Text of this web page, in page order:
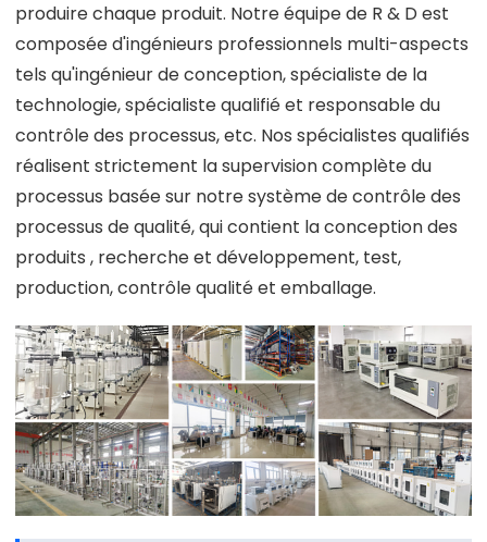
produire chaque produit. Notre équipe de R & D est
composée d'ingénieurs professionnels multi-aspects
tels qu'ingénieur de conception, spécialiste de la
technologie, spécialiste qualifié et responsable du
contrôle des processus, etc. Nos spécialistes qualifiés
réalisent strictement la supervision complète du
processus basée sur notre système de contrôle des
processus de qualité, qui contient la conception des
produits , recherche et développement, test,
production, contrôle qualité et emballage.